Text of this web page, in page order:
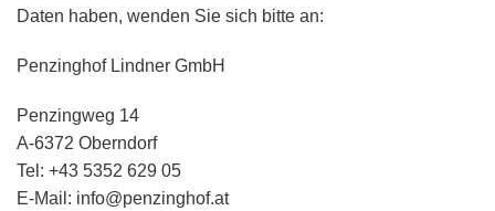
Daten haben, wenden Sie sich bitte an:
Penzinghof Lindner GmbH
Penzingweg 14
A-6372 Oberndorf
Tel: +43 5352 629 05
E-Mail: info@penzinghof.at